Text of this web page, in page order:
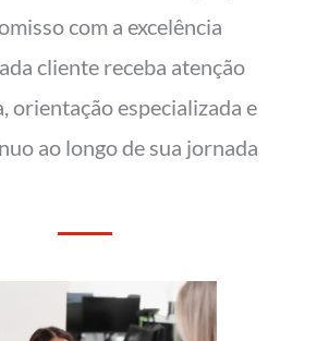
com a excelência
cliente receba atenção
orientação especializada e
ao longo de sua jornada